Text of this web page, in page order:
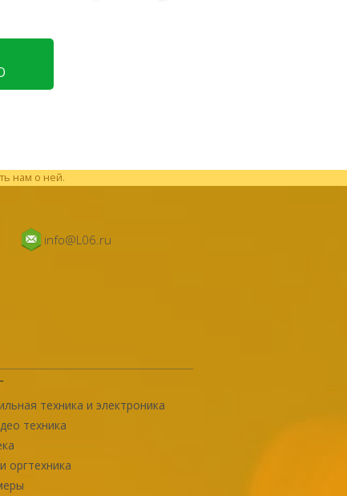
нам о ней.
info@L06.ru
техника и электроника
техника
оргтехника